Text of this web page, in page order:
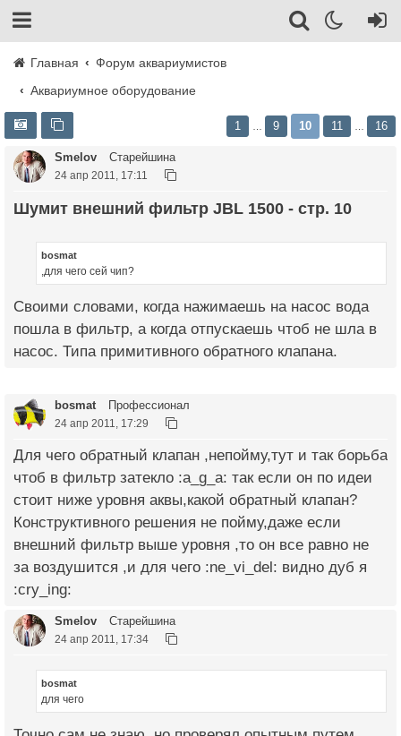
Главная
Форум аквариумистов
Аквариумное оборудование
1 9 10 11 16
Smelov Старейшина
24 апр 2011, 17:11
Шумит внешний фильтр JBL 1500 - стр. 10
bosmat
,для чего сей чип?
Своими словами, когда нажимаешь на насос вода
пошла в фильтр, а когда отпускаешь чтоб не шла в
насос. Типа примитивного обратного клапана.
bosmat Профессионал
24 апр 2011, 17:29
Для чего обратный клапан ,непойму,тут и так борьба
чтоб в фильтр затекло :a_g_a: так если он по идеи
стоит ниже уровня аквы,какой обратный клапан?
Конструктивного решения не пойму,даже если
внешний фильтр выше уровня ,то он все равно не
за воздушится ,и для чего :ne_vi_del: видно дуб я
:cry_ing:
Smelov Старейшина
24 апр 2011, 17:34
bosmat
для чего